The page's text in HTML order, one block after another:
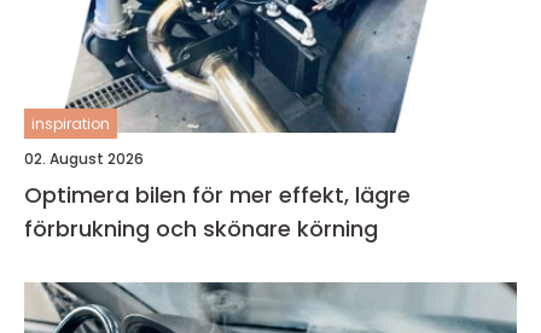
inspiration
02. August 2026
Optimera bilen för mer effekt, lägre
förbrukning och skönare körning